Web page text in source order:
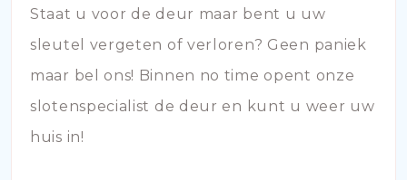
Staat u voor de deur maar bent u uw
sleutel vergeten of verloren? Geen paniek
maar bel ons! Binnen no time opent onze
slotenspecialist de deur en kunt u weer uw
huis in!